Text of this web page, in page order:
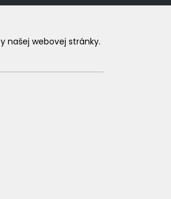
našej webovej stránky.